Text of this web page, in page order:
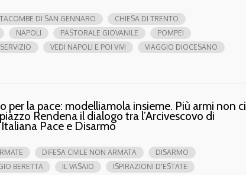
DI SAN GENNARO
CHIESA DI TRENTO
NAPOLI PASTORALE GIOVANILE
POMPEI
SERVIZIO VEDI NAPOLI E POI VIVI
VIAGGIO DIOCESANO
per la pace: modelliamola insieme. Più armi non ci
Rendena il dialogo tra l’Arcivescovo di
Pace e Disarmo
DIFESA CIVILE NON ARMATA
DISARMO
BERETTA IL VASAIO
ISPIRAZIONI D'ESTATE